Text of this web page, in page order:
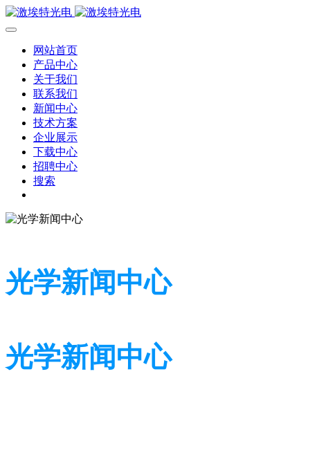
网站首页
产品中心
关于我们
联系我们
新闻中心
技术方案
企业展示
下载中心
招聘中心
搜索
光学新闻中心
光学新闻中心